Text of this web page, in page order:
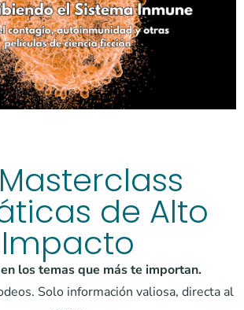
de Alto
Impacto
los temas que más te importan.
Solo información valiosa, directa al